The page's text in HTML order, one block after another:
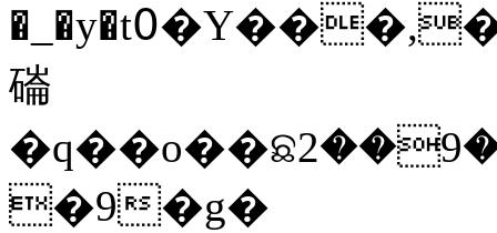
�_�y�t߀�Y���,�*=4 ӹ�<�����잫KŹ
磮
�9�g�